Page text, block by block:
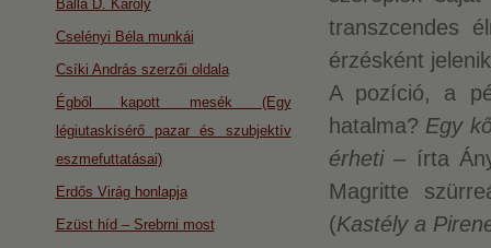
transzcendes
érzésként
A pozíció, a
hatalma? Egy
érheti– írta
Magritte
(Kastély a
Balla D. Károly
Cselényi Béla munkái
Csíki András szerzői oldala
Égből kapott mesék (Egy
légiutaskísérő pazar és szubjektív
eszmefuttatásai)
Erdős Virág honlapja
Ezüst híd – Srebrni most